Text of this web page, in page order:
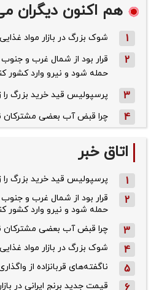
هم اکنون دیگران
1 شوک بزرگ در بازار مواد غذایی
2
قرار بود از شمال ‌غرب و
حمله شود و نیرو وارد کشور
3 پرسپولیس قید خرید بزرگ را
4 چرا قبض آب بعضی
اتاق خبر
1 پرسپولیس قید خرید بزرگ را
2
قرار بود از شمال ‌غرب و
حمله شود و نیرو وارد کشور
3 چرا قبض آب بعضی
4 شوک بزرگ در بازار مواد غذایی
5 ناگفته‌های قربانزاده از واگذاری ۱۲ درصد هلدینگ خلیج
قیمت جدید برنج ایرانی در بازار